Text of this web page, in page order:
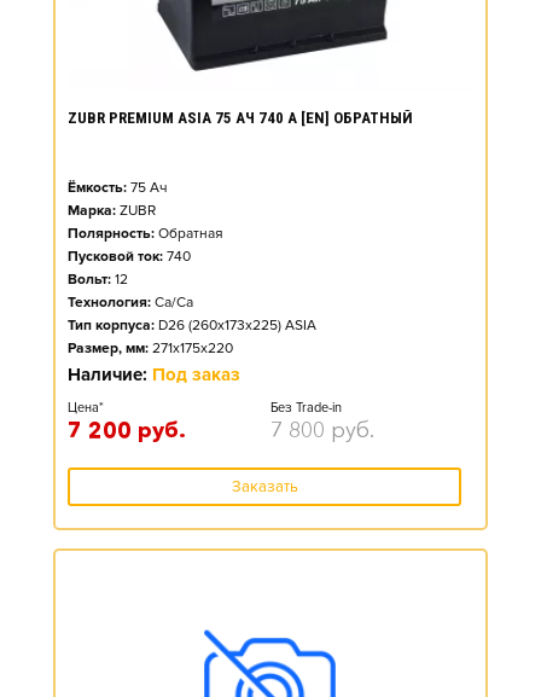
ZUBR PREMIUM ASIA 75 АЧ 740 А [EN] ОБРАТНЫЙ
Ёмкость: 75 Ач
Марка: ZUBR
Полярность: Обратная
Пусковой ток: 740
Вольт: 12
Технология: Ca/Ca
Тип корпуса: D26 (260x173x225) ASIA
Размер, мм: 271x175x220
Наличие: Под заказ
Цена*
7 200 руб.
Без Trade-in
7 800 руб.
Заказать